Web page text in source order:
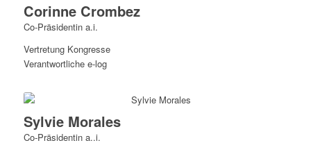
Corinne Crombez
Co-Präsidentin a.i.
Vertretung Kongresse
Verantwortliche e-log
Sylvie Morales
Co-Präsidentin a..i.